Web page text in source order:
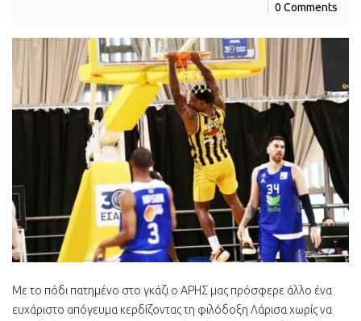
0 Comments
Με το πόδι πατημένο στο γκάζι ο ΑΡΗΣ μας πρόσφερε άλλο ένα
ευχάριστο απόγευμα κερδίζοντας τη φιλόδοξη Λάρισα χωρίς να